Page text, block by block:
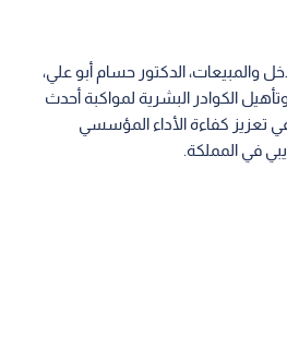
والمبيعات، الدكتور حسام أبو علي،
الكوادر البشرية لمواكبة أحدث
في تعزيز كفاءة الأداء المؤسسي
في المملكة.